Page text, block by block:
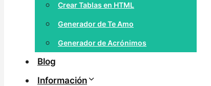
Crear Tablas en HTML
Generador de Te Amo
Generador de Acrónimos
Blog
Información